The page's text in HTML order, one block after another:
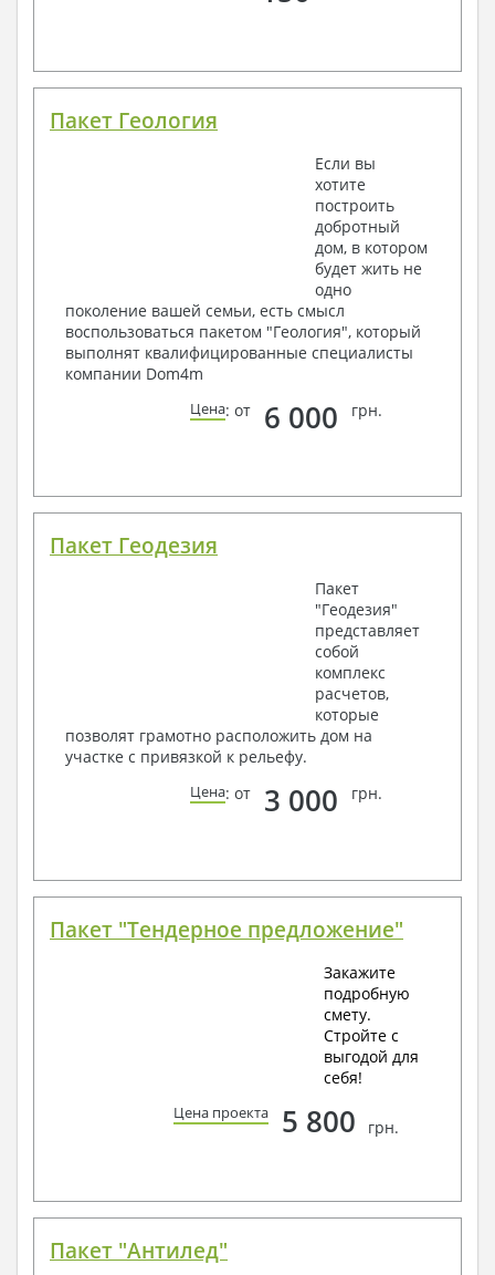
Пакет Геология
Если вы
хотите
построить
добротный
дом, в котором
будет жить не
одно
поколение вашей семьи, есть смысл
воспользоваться пакетом "Геология", который
выполнят квалифицированные специалисты
компании Dom4m
Цена: от 6 000 грн.
Пакет Геодезия
Пакет
"Геодезия"
представляет
собой
комплекс
расчетов,
которые
позволят грамотно расположить дом на
участке с привязкой к рельефу.
Цена: от 3 000 грн.
Пакет "Тендерное предложение"
Закажите
подробную
смету.
Стройте с
выгодой для
себя!
Цена проекта 5 800 грн.
Пакет "Антилед"